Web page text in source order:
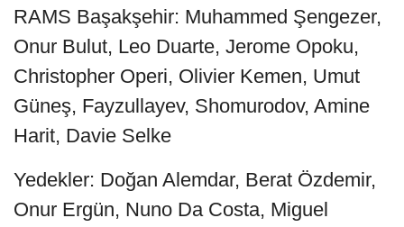
RAMS Başakşehir: Muhammed Şengezer,
Onur Bulut, Leo Duarte, Jerome Opoku,
Christopher Operi, Olivier Kemen, Umut
Güneş, Fayzullayev, Shomurodov, Amine
Harit, Davie Selke
Yedekler: Doğan Alemdar, Berat Özdemir,
Onur Ergün, Nuno Da Costa, Miguel